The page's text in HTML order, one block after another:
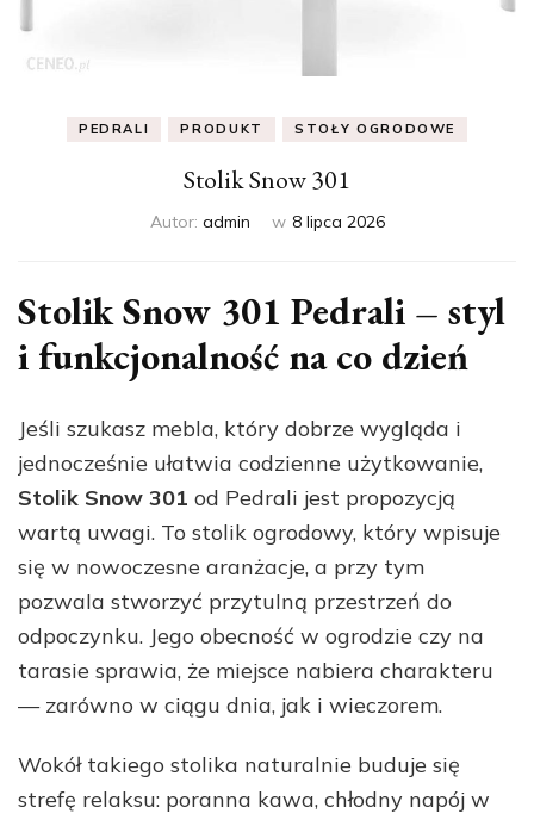
PEDRALI PRODUKT STOŁY OGRODOWE
Stolik Snow 301
Autor: admin w 8 lipca 2026
Stolik Snow 301 Pedrali – styl
i funkcjonalność na co dzień
Jeśli szukasz mebla, który dobrze wygląda i
jednocześnie ułatwia codzienne użytkowanie,
Stolik Snow 301 od Pedrali jest propozycją
wartą uwagi. To stolik ogrodowy, który wpisuje
się w nowoczesne aranżacje, a przy tym
pozwala stworzyć przytulną przestrzeń do
odpoczynku. Jego obecność w ogrodzie czy na
tarasie sprawia, że miejsce nabiera charakteru
— zarówno w ciągu dnia, jak i wieczorem.
Wokół takiego stolika naturalnie buduje się
strefę relaksu: poranna kawa, chłodny napój w